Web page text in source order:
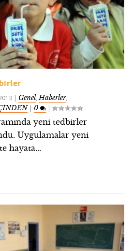
Genel,Haberler,
0 |
yeni tedbirler
Uygulamalar yeni
hayata...